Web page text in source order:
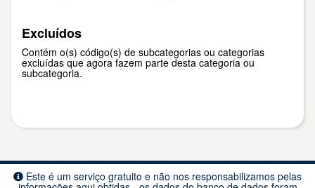
Excluídos
Contém o(s) código(s) de subcategorias ou categorias
excluídas que agora fazem parte desta categoria ou
subcategoria.
Este é um serviço gratuito e não nos responsabilizamos pelas